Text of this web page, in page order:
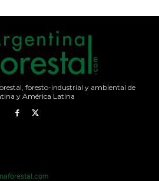
foresto-industrial y ambiental de
y América Latina